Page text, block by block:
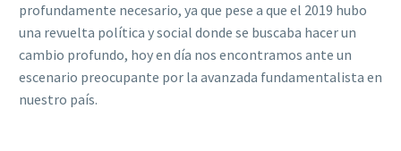
profundamente necesario, ya que pese a que el 2019 hubo
una revuelta política y social donde se buscaba hacer un
cambio profundo, hoy en día nos encontramos ante un
escenario preocupante por la avanzada fundamentalista en
nuestro país.